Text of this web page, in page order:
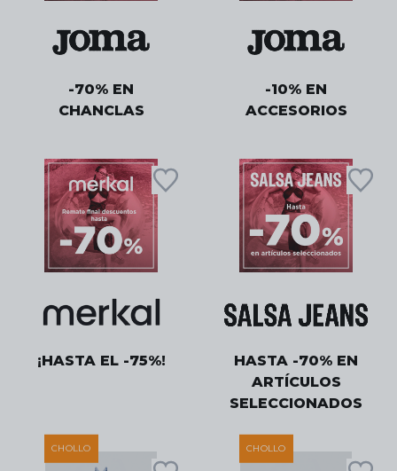
-70% EN
CHANCLAS
-10% EN
ACCESORIOS
¡HASTA EL -75%!
HASTA -70% EN
ARTÍCULOS
SELECCIONADOS
CHOLLO CHOLLO